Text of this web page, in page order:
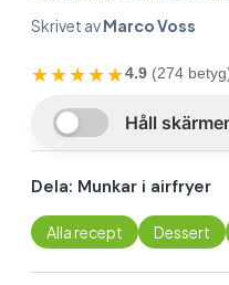
Skrivet avMarco Voss
★★★★★4.9 (274
Dela: Munkar i airfryer
Alla recept Dessert